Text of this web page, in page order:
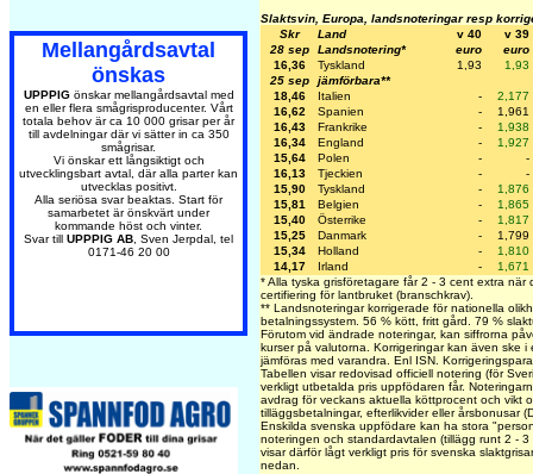
Mellangårdsavtal
önskas
UPPPIGönskar mellangårdsavtal med
en eller flera smågrisproducenter. Vårt
totala behov är ca 10 000 grisar per år
till avdelningar där vi sätter in ca 350
smågrisar.
Vi önskar ett långsiktigt och
utvecklingsbart avtal, där alla parter kan
utvecklas positivt.
Alla seriösa svar beaktas. Start för
samarbetet är önskvärt under
kommande höst och vinter.
Svar till UPPPIG AB , Sven Jerpdal, tel
0171-46 20 00
Slaktsvin, Europa, landsnoteringar resp
Skr
Land v 40
v 39
28 sep
Landsnotering* euro
euro
16,36
Tyskland 1,93
1,93
25 sep
jämförbara**
18,46
Italien -
2,177
16,62
Spanien -
1,961
16,43
Frankrike -
1,938
16,34
England -
1,927
15,64
Polen -
-
16,13
Tjeckien -
-
15,90
Tyskland -
1,876
15,81
Belgien -
1,865
15,40
Österrike -
1,817
15,25
Danmark -
1,799
15,34
Holland -
1,810
14,17
Irland -
1,671
* Alla tyska grisföretagare får 2 - 3 cent extra när
certifiering för lantbruket (branschkrav).
** Landsnoteringar korrigerade för nationella
betalningssystem. 56 % kött, fritt gård. 79 %
Förutom vid ändrade noteringar, kan siffrorna
kurser på valutorna. Korrigeringar kan även ske
jämföras med varandra. Enl ISN.
Tabellen visar redovisad officiell notering (för
verkligt utbetalda pris uppfödaren får.
avdrag för veckans aktuella köttprocent och vikt
tilläggsbetalningar, efterlikvider eller årsbonusar
Enskilda svenska uppfödare kan ha stora
noteringen och standardavtalen (tillägg runt 2 - 3
visar därför lågt verkligt pris för svenska
nedan.